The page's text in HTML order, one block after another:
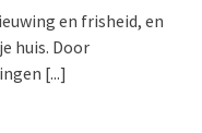
en frisheid, en
huis. Door
[...]